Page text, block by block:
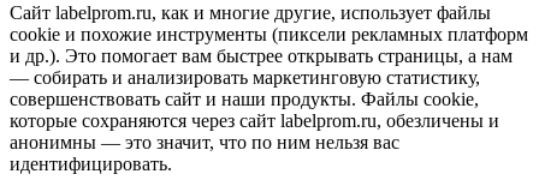
Сайт labelprom.ru, как и многие другие, использует файлы
cookie и похожие инструменты (пиксели рекламных платформ
и др.). Это помогает вам быстрее открывать страницы, а нам
— собирать и анализировать маркетинговую статистику,
совершенствовать сайт и наши продукты. Файлы сookie,
которые сохраняются через сайт labelprom.ru, обезличены и
анонимны — это значит, что по ним нельзя вас
идентифицировать.